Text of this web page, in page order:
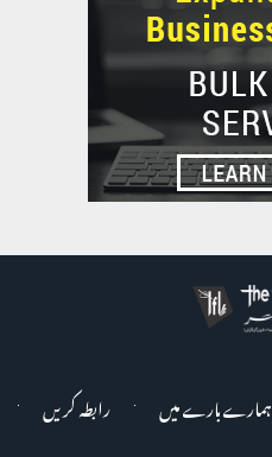
ہمارے بارے میں
رابطہ کریں